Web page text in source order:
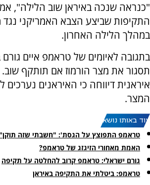
"כנראה שנכה באיראן שוב הלילה",
התקיפות שביצע הצבא האמריקני נגד
במהלך הלילה האחרון.
בתגובה לאיומים של טראמפ איים
תסגור את מצר הורמוז אם תותקף שוב.
איראנית דיווחה כי האיראנים
המצר.
עוד באותו נושא:
טראמפ התפוצץ על הגסת': "חשבתי שזה תוקן"
האמת מאחורי הזיגזג של טראמפ?
גורם ישראלי: טראמפ קרוב להחלטה על תקיפה
טראמפ: ביטלתי את התקיפה באיראן